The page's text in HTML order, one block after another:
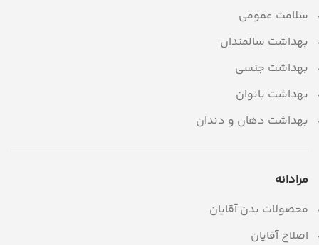
سلامت عمومی
بهداشت سالمندان
بهداشت جنسی
بهداشت بانوان
بهداشت دهان و دندان
مرادانه
محصولات بدن آقایان
اصلاح آقایان